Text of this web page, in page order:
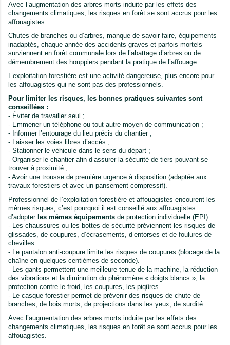
Avec l’augmentation des arbres morts induite par les effets des
changements climatiques, les risques en forêt se sont accrus pour les
affouagistes.
Chutes de branches ou d’arbres, manque de savoir-faire, équipements
inadaptés, chaque année des accidents graves et parfois mortels
surviennent en forêt communale lors de l’abattage d’arbres ou de
démembrement des houppiers pendant la pratique de l’affouage.
L’exploitation forestière est une activité dangereuse, plus encore pour
les affouagistes qui ne sont pas des professionnels.
Pour limiter les risques, les bonnes pratiques suivantes sont
conseillées :
- Éviter de travailler seul ;
- Emmener un téléphone ou tout autre moyen de communication ;
- Informer l’entourage du lieu précis du chantier ;
- Laisser les voies libres d’accès ;
- Stationner le véhicule dans le sens du départ ;
- Organiser le chantier afin d’assurer la sécurité de tiers pouvant se
trouver à proximité ;
- Avoir une trousse de première urgence à disposition (adaptée aux
travaux forestiers et avec un pansement compressif).
Professionnel de l’exploitation forestière et affouagistes encourent les
mêmes risques, c’est pourquoi il est conseillé aux affouagistes
d’adopter les mêmes équipements de protection individuelle (EPI) :
- Les chaussures ou les bottes de sécurité préviennent les risques de
glissades, de coupures, d’écrasements, d’entorses et de foulures de
chevilles.
- Le pantalon anti-coupure limite les risques de coupures (blocage de la
chaîne en quelques centièmes de seconde).
- Les gants permettent une meilleure tenue de la machine, la réduction
des vibrations et la diminution du phénomène « doigts blancs », la
protection contre le froid, les coupures, les piqûres...
- Le casque forestier permet de prévenir des risques de chute de
branches, de bois morts, de projections dans les yeux, de surdité....
Avec l’augmentation des arbres morts induite par les effets des
changements climatiques, les risques en forêt se sont accrus pour les
affouagistes.